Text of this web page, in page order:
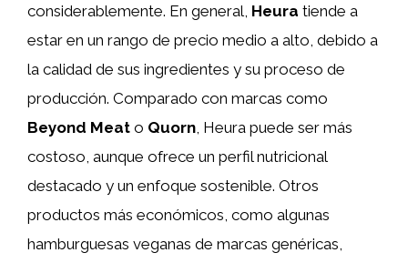
considerablemente. En general, Heura tiende a
estar en un rango de precio medio a alto, debido a
la calidad de sus ingredientes y su proceso de
producción. Comparado con marcas como
Beyond Meat o Quorn, Heura puede ser más
costoso, aunque ofrece un perfil nutricional
destacado y un enfoque sostenible. Otros
productos más económicos, como algunas
hamburguesas veganas de marcas genéricas,